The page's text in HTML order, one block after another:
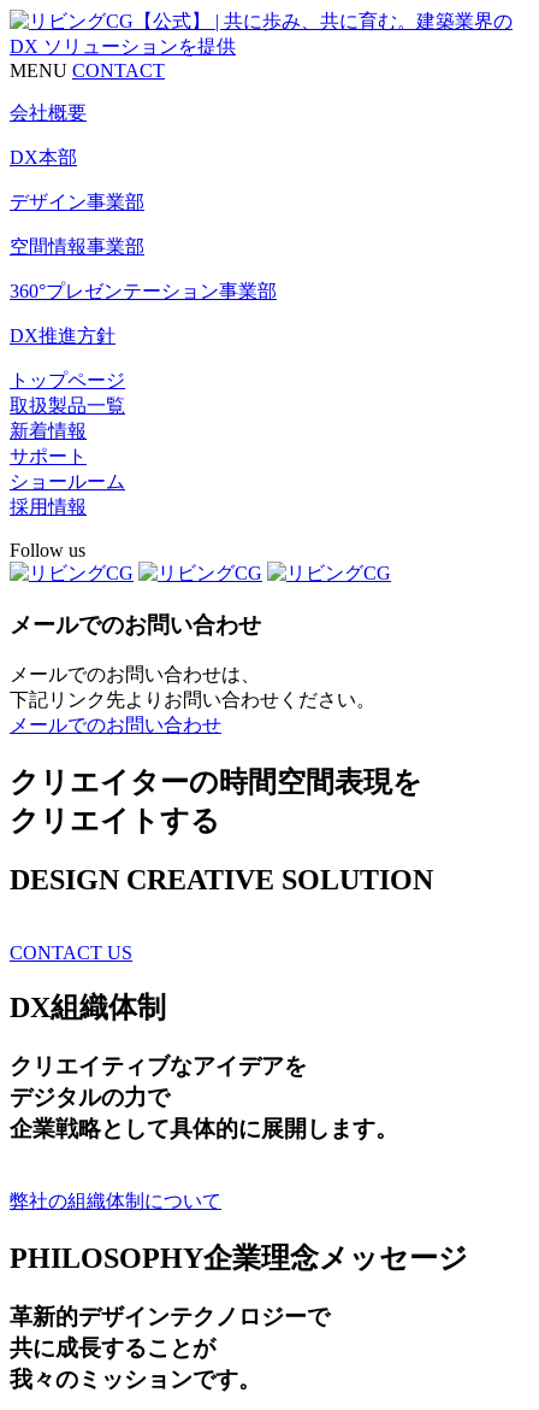
MENU CONTACT
会社概要
DX本部
デザイン事業部
空間情報事業部
360°プレゼンテーション事業部
DX推進方針
トップページ
取扱製品一覧
新着情報
サポート
ショールーム
採用情報
Follow us
メールでのお問い合わせ
メールでのお問い合わせは、
下記リンク先よりお問い合わせください。
メールでのお問い合わせ
クリエイターの時間空間表現を
クリエイトする
DESIGN CREATIVE SOLUTION
CONTACT US
DX組織体制
クリエイティブなアイデアを
デジタルの力で
企業戦略として具体的に展開します。
弊社の組織体制について
PHILOSOPHY企業理念メッセージ
革新的デザインテクノロジーで
共に成長することが
我々のミッションです。